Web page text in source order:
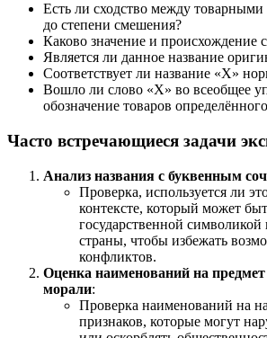
Есть ли сходство между
до степени смешения?
Каково значение и происхождение
Является ли данное название
Соответствует ли название «X»
Вошло ли слово «X» во всеобщее
обозначение товаров
Часто встречающиеся задачи
Анализ названия с буквенным
Проверка, используется ли
контексте, который может
государственной
страны, чтобы избежать
конфликтов.
Оценка наименований на
морали:
Проверка наименований на
признаков, которые могут